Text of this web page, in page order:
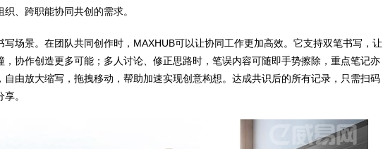
织、跨职能协同共创的需求。
写场景。在团队共同创作时，MAXHUB可以让协同工作更加高效。它支持双笔书写，让
，协作创造更多可能；多人讨论、修正思路时，笔误内容可随即手势擦除，重点笔记亦
自由放大缩写，拖拽移动，帮助加速实现创意构想。达成共识后的所有记录，只需扫码
。